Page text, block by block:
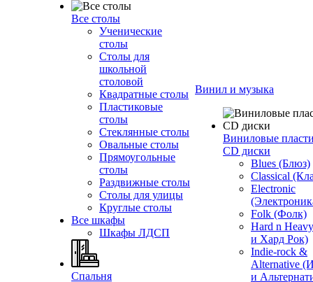
Все столы
Ученические
столы
Столы для
школьной
столовой
Квадратные столы
Пластиковые
столы
Стеклянные столы
Овальные столы
Прямоугольные
столы
Раздвижные столы
Столы для улицы
Круглые столы
Все шкафы
Шкафы ЛДСП
Спальня
Винил и музыка
Виниловые
CD диски
Blues (Блюз)
Classical
Electronic
Folk (Фолк)
Hard n
и Хард Рок)
Indie-rock &
Alternative
и